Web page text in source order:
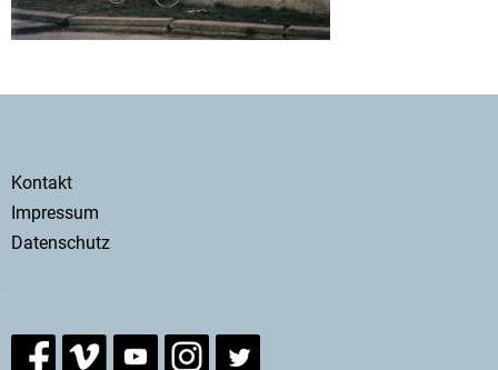
Secondary
menu
Kontakt
Impressum
Datenschutz